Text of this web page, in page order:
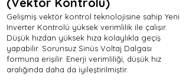
Gelişmiş vektör kontrol teknolojisine sahip Yeni
Inverter Kontrolü yüksek verimlilik ile çalışır.
Düşük hızdan yüksek hıza kolaylıkla geçiş
yapabilir. Sorunsuz Sinüs Voltaj Dalgası
formuna erişilir. Enerji verimliliği, düşük hız
aralığında daha da iyileştirilmiştir.